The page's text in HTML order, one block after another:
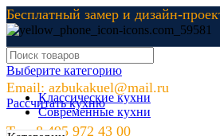
Бесплатный замер и дизайн-
8 495 972 43 00
Email: azbukakuel@mail.ru
Рассчитать кухню
Тел: 8 495 972 43 00
Выберите категорию
Классические кухни
Современные кухни